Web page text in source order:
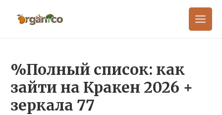
%Полный список: как
зайти на Кракен 2026 +
зеркала 77